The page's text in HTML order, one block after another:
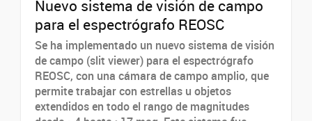
Nuevo sistema de visión de campo
para el espectrógrafo REOSC
Se ha implementado un nuevo sistema de visión
de campo (slit viewer) para el espectrógrafo
REOSC, con una cámara de campo amplio, que
permite trabajar con estrellas u objetos
extendidos en todo el rango de magnitudes